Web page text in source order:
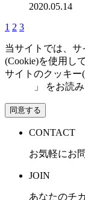
2020.05.14
1 2 3
当サイトでは、
(Cookie)を使用し
サイトのクッキー
」 をお読
同意する
CONTACT
お気軽にお
JOIN
あなたのチ